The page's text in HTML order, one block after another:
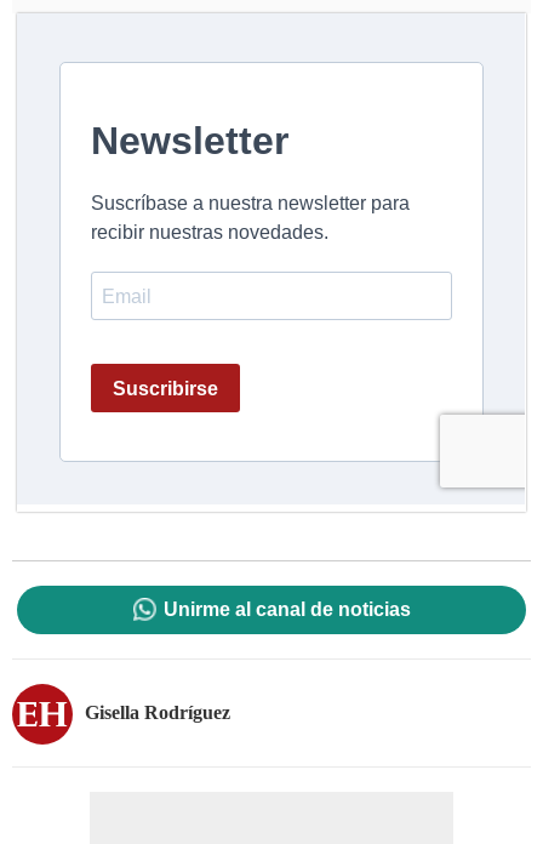
Unirme al canal de noticias
Gisella Rodríguez